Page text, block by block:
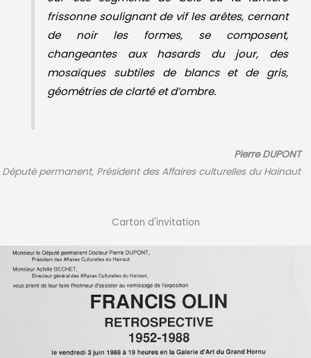
frissonne soulignant de vif les arêtes, cernant
de noir les formes, se composent,
changeantes aux hasards du jour, des
mosaïques subtiles de blancs et de gris,
géométries de clarté et d’ombre.
Pierre DUPONT
Député permanent, Président des Affaires culturelles du Hainaut
Carton d'invitation